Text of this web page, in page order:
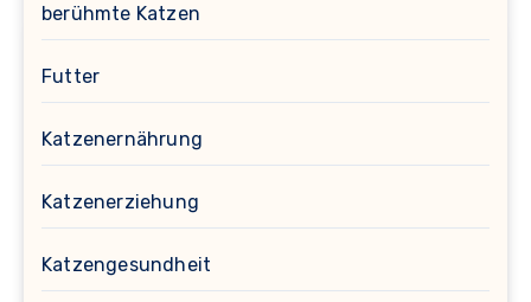
berühmte Katzen
Futter
Katzenernährung
Katzenerziehung
Katzengesundheit